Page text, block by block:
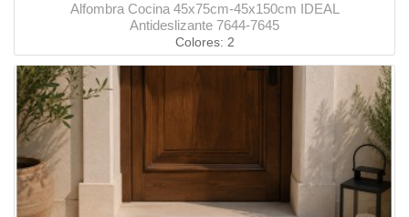
Alfombra Cocina 45x75cm-45x150cm IDEAL
Antideslizante 7644-7645
Colores: 2